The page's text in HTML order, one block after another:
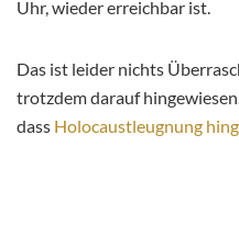
Uhr, wieder erreichbar ist.
Das ist leider nichts
trotzdem darauf
dass Holocaustleugnung